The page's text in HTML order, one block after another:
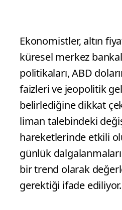
Ekonomistler, altın
küresel merkez
politikaları, ABD
faizleri ve jeopolitik
belirlediğine dikkat
liman talebindeki
hareketlerinde etkili
günlük
bir trend olarak
gerektiği ifade ediliyor.